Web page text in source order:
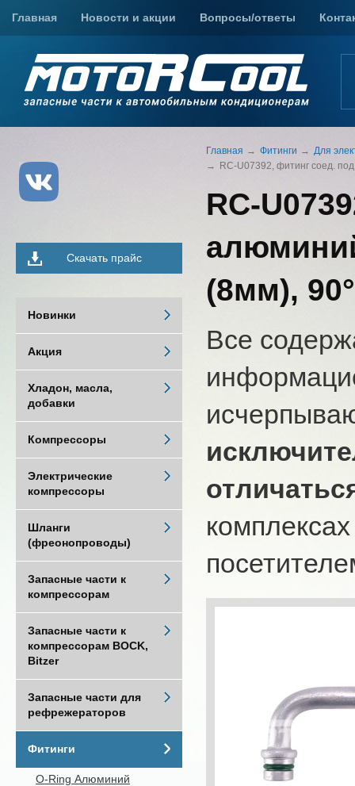
Главная Новости и акции Вопросы/ответы
Главная Фитинги
Для
RC-U07392, фитинг соед.
RC-
(8мм),
Все
Скачать прайс
Новинки
Акция
Хладон, масла,
добавки
Компрессоры
Электрические
компрессоры
Шланги
(фреонопроводы)
Запасные части к
компрессорам
Запасные части к
компрессорам BOCK,
Bitzer
Запасные части для
рефрежераторов
Фитинги
O-Ring Алюминий